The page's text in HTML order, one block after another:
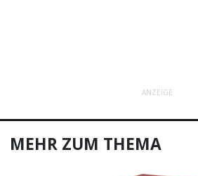
ANZEIGE
MEHR ZUM THEMA